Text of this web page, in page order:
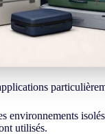
environnements
utilisés.